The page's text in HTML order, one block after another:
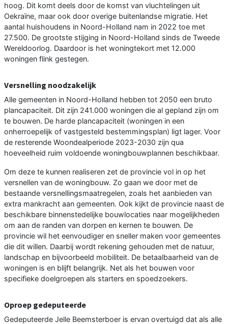
hoog. Dit komt deels door de komst van vluchtelingen uit
Oekraïne, maar ook door overige buitenlandse migratie. Het
aantal huishoudens in Noord-Holland nam in 2022 toe met
27.500. De grootste stijging in Noord-Holland sinds de Tweede
Wereldoorlog. Daardoor is het woningtekort met 12.000
woningen flink gestegen.
Versnelling noodzakelijk
Alle gemeenten in Noord-Holland hebben tot 2050 een bruto
plancapaciteit. Dit zijn 241.000 woningen die al gepland zijn om
te bouwen. De harde plancapaciteit (woningen in een
onherroepelijk of vastgesteld bestemmingsplan) ligt lager. Voor
de resterende Woondealperiode 2023-2030 zijn qua
hoeveelheid ruim voldoende woningbouwplannen beschikbaar.
Om deze te kunnen realiseren zet de provincie vol in op het
versnellen van de woningbouw. Zo gaan we door met de
bestaande versnellingsmaatregelen, zoals het aanbieden van
extra mankracht aan gemeenten. Ook kijkt de provincie naast de
beschikbare binnenstedelijke bouwlocaties naar mogelijkheden
om aan de randen van dorpen en kernen te bouwen. De
provincie wil het eenvoudiger en sneller maken voor gemeentes
die dit willen. Daarbij wordt rekening gehouden met de natuur,
landschap en bijvoorbeeld mobiliteit. De betaalbaarheid van de
woningen is en blijft belangrijk. Net als het bouwen voor
specifieke doelgroepen als starters en spoedzoekers.
Oproep gedeputeerde
Gedeputeerde Jelle Beemsterboer is ervan overtuigd dat als alle